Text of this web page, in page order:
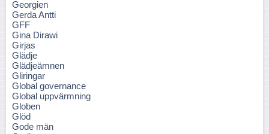
Georgien
Gerda Antti
GFF
Gina Dirawi
Girjas
Glädje
Glädjeämnen
Gliringar
Global governance
Global uppvärmning
Globen
Glöd
Gode män